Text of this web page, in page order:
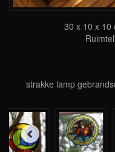
30 x 10 x 10
strakke lamp